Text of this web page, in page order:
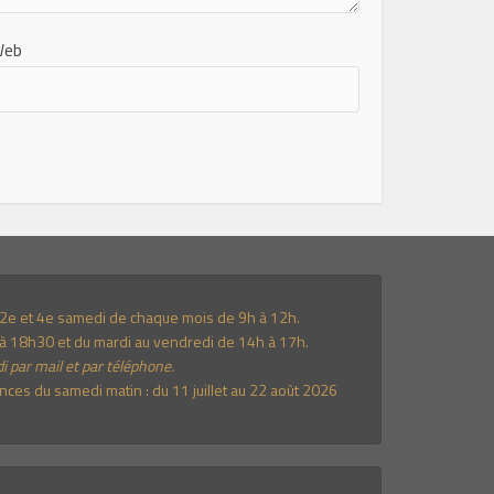
et 4e samedi de chaque mois de 9h à 12h.
et du mardi au vendredi de 14h à 17h.
par mail et par téléphone.
du samedi matin : du 11 juillet au 22 août 2026